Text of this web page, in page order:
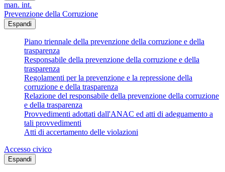
man. int.
Prevenzione della Corruzione
Espandi
Piano triennale della prevenzione della corruzione e della
trasparenza
Responsabile della prevenzione della corruzione e della
trasparenza
Regolamenti per la prevenzione e la repressione della
corruzione e della trasparenza
Relazione del responsabile della prevenzione della corruzione
e della trasparenza
Provvedimenti adottati dall'ANAC ed atti di adeguamento a
tali provvedimenti
Atti di accertamento delle violazioni
Accesso civico
Espandi